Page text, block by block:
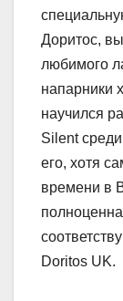
Доритос,
любимого
напарники
научился
Silent
его, хотя
времени в
Doritos UK.